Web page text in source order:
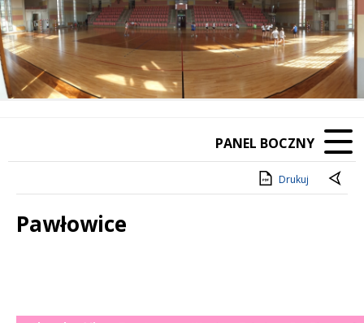
PANEL BOCZNY
Drukuj
Pawłowice